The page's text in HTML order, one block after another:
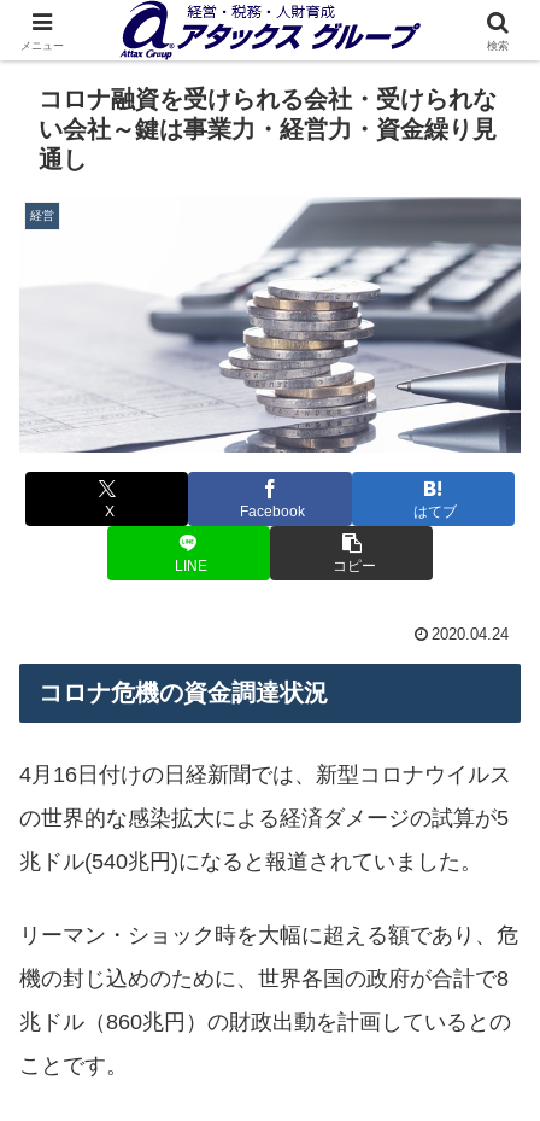
コロナ融資を受けられる会社・受けられな
い会社～鍵は事業力・経営力・資金繰り見
通し
経営
X Facebook はてブ
LINE コピー
2020.04.24
コロナ危機の資金調達状況
4月16日付けの日経新聞では、新型コロナウイルス
の世界的な感染拡大による経済ダメージの試算が5
兆ドル(540兆円)になると報道されていました。
リーマン・ショック時を大幅に超える額であり、危
機の封じ込めのために、世界各国の政府が合計で8
兆ドル（860兆円）の財政出動を計画しているとの
ことです。
メニュー 検索